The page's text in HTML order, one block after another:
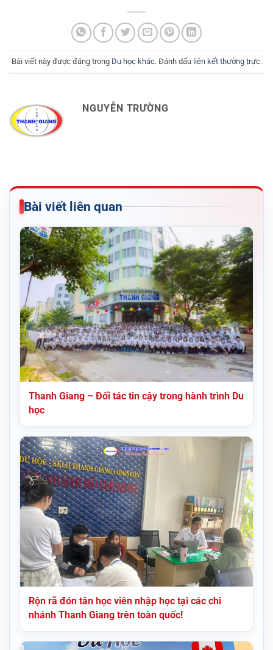
Bài viết này được đăng trong Du học khác. Đánh dấu liên kết thường trực.
NGUYỄN TRƯỜNG
Bài viết liên quan
Thanh Giang – Đối tác tin cậy trong hành trình Du
học
Rộn rã đón tân học viên nhập học tại các chi
nhánh Thanh Giang trên toàn quốc!